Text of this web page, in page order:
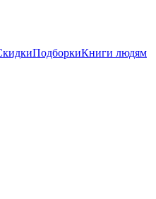
ПодборкиКниги людям